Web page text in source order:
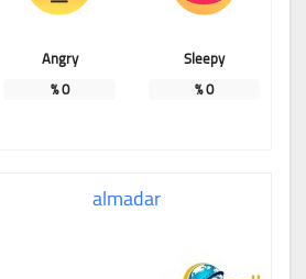
Sleepy
0
%
Angry
0
%
almadar